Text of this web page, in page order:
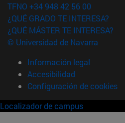
TFNO +34 948 42 56 00
¿QUÉ GRADO TE INTERESA?
¿QUÉ MÁSTER TE INTERESA?
© Universidad de Navarra
Información legal
Accesibilidad
Configuración de cookies
Localizador de campus